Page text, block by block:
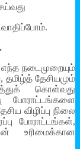
நடைமுறையும்
தேசியமும்
கொள்வது
போராட்டங்களை
விழிப்பு நிலை
போராட்டங்கள்,
உரிமைக்கான